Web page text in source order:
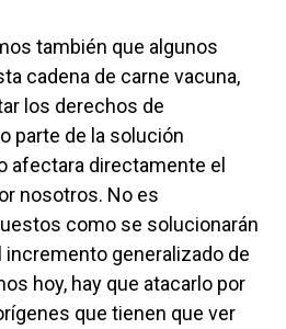
también que algunos
cadena de carne vacuna,
los derechos de
parte de la solución
afectara directamente el
nosotros. No es
como se solucionarán
incremento generalizado de
hoy, hay que atacarlo por
que tienen que ver